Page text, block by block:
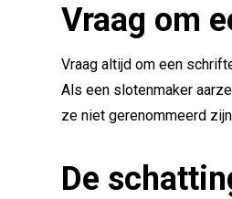
Vraag om
Vraag altijd om een
Als een slotenmaker
ze niet gerenommeerd
De